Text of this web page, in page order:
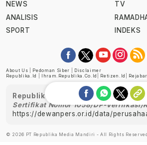
NEWS
ANALISIS
SPORT
TV
INDEKS
About Us Pedoman Siber
Disclaimer
Republika.id
Ihram.republika.co.id Retizen.id
Republika telah diverifikasi oleh
Sertifikat Nomor 1058/DP-Verifikasi/
https://dewanpers.or.id/data/
© 2026 PT Republika Media Mandiri - All Rights